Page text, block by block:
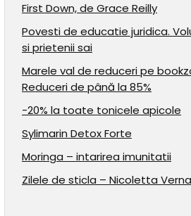
First Down, de Grace Reilly
Povesti de educatie juridica.
si prietenii sai
Marele val de reduceri pe
Reduceri de până la 85%
-20% la toate tonicele apicole
Sylimarin Detox Forte
Moringa – intarirea imunitatii
Zilele de sticla – Nicoletta Verna